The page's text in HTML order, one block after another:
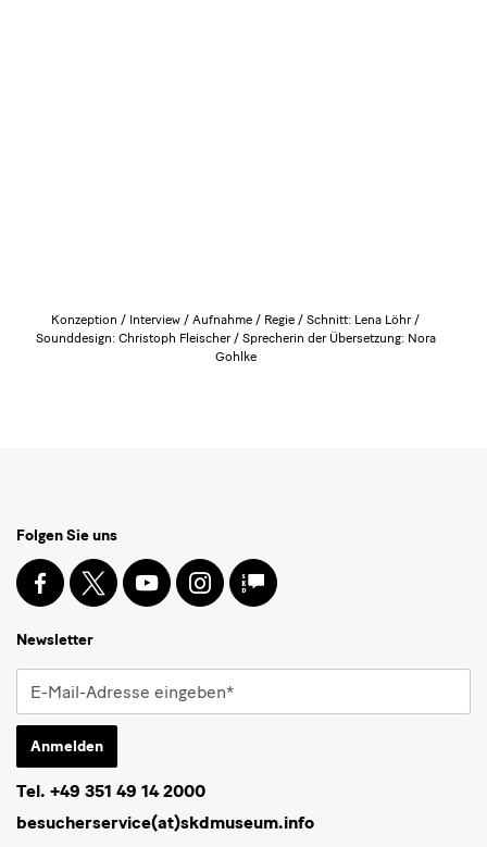
Konzeption / Interview / Aufnahme / Regie / Schnitt: Lena Löhr /
Sounddesign: Christoph Fleischer / Sprecherin der Übersetzung: Nora
Gohlke
Media
und
Newsletter
Folgen Sie uns
Facebook
X YoutubeInstagramSKD
Blog
Newsletter
E-
Mail-
Adresse
Anmelden
* Pflichtfeld
Ich stimme derDatenschutzerklärung
Tel. +49 351 49 14 2000
besucherservice(at)skdmuseum.info